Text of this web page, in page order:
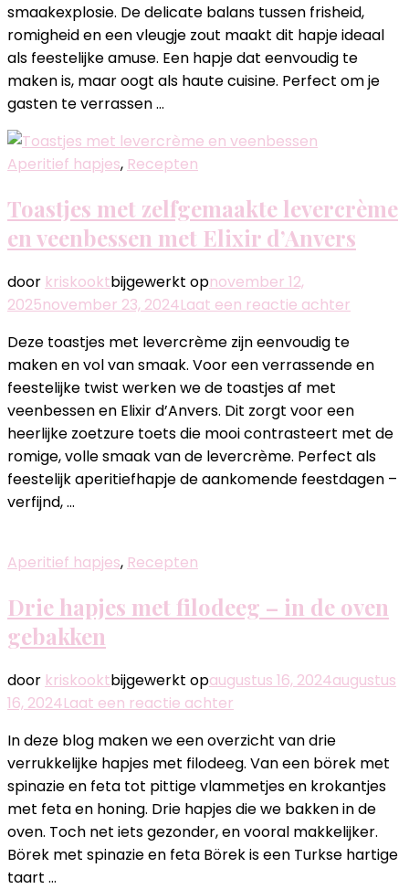
mozzarella
en
carpaccio
smaakexplosie. De delicate balans tussen frisheid,
romigheid en een vleugje zout maakt dit hapje ideaal
als feestelijke amuse. Een hapje dat eenvoudig te
maken is, maar oogt als haute cuisine. Perfect om je
gasten te verrassen …
Aperitief hapjes, Recepten
Toastjes met zelfgemaakte levercrème
en veenbessen met Elixir d’Anvers
door kriskooktbijgewerkt opnovember 12,
2025november 23, 2024Laat een reactie achter
en
met
Elixir
Deze toastjes met levercrème zijn eenvoudig te
maken en vol van smaak. Voor een verrassende en
feestelijke twist werken we de toastjes af met
veenbessen en Elixir d’Anvers. Dit zorgt voor een
heerlijke zoetzure toets die mooi contrasteert met de
romige, volle smaak van de levercrème. Perfect als
feestelijk aperitiefhapje de aankomende feestdagen –
verfijnd, …
Aperitief hapjes, Recepten
Drie hapjes met filodeeg – in de oven
gebakken
door kriskooktbijgewerkt opaugustus 16, 2024augustus
16, 2024Laat een reactie achter
hapjes
met
filodeeg
–
in
de
In deze blog maken we een overzicht van drie
verrukkelijke hapjes met filodeeg. Van een börek met
spinazie en feta tot pittige vlammetjes en krokantjes
met feta en honing. Drie hapjes die we bakken in de
oven. Toch net iets gezonder, en vooral makkelijker.
Börek met spinazie en feta Börek is een Turkse hartige
taart …